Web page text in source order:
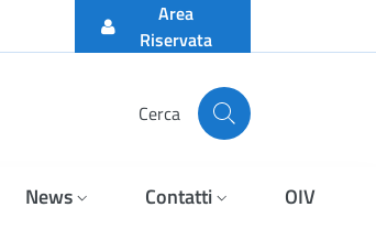
Area
Riservata
Cerca
News Contatti OIV